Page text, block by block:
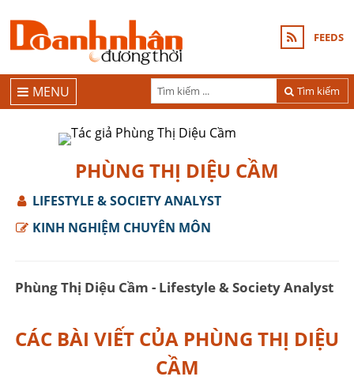
FEEDS
Tìm kiếm
MENU
PHÙNG THỊ DIỆU CẦM
LIFESTYLE & SOCIETY ANALYST
KINH NGHIỆM CHUYÊN MÔN
Phùng Thị Diệu Cầm - Lifestyle & Society Analyst
CÁC BÀI VIẾT CỦA PHÙNG THỊ DIỆU
CẦM